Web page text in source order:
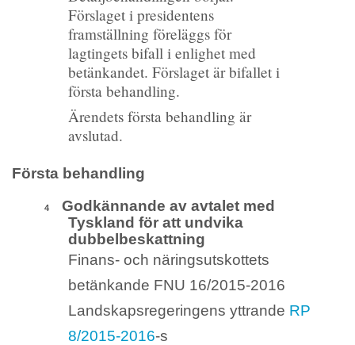
Förslaget i presidentens
framställning föreläggs för
lagtingets bifall i enlighet med
betänkandet. Förslaget är bifallet i
första behandling.
Ärendets första behandling är
avslutad.
Första behandling
4
Godkännande av avtalet med
Tyskland för att undvika
dubbelbeskattning
Finans- och näringsutskottets
betänkande FNU 16/2015-2016
Landskapsregeringens yttrande RP
8/2015-2016-s